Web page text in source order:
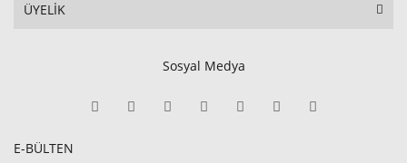
ÜYELİK
Sosyal Medya
E-BÜLTEN